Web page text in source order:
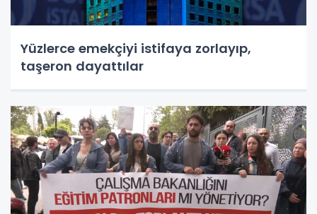
Yüzlerce emekçiyi istifaya zorlayıp,
taşeron dayattılar